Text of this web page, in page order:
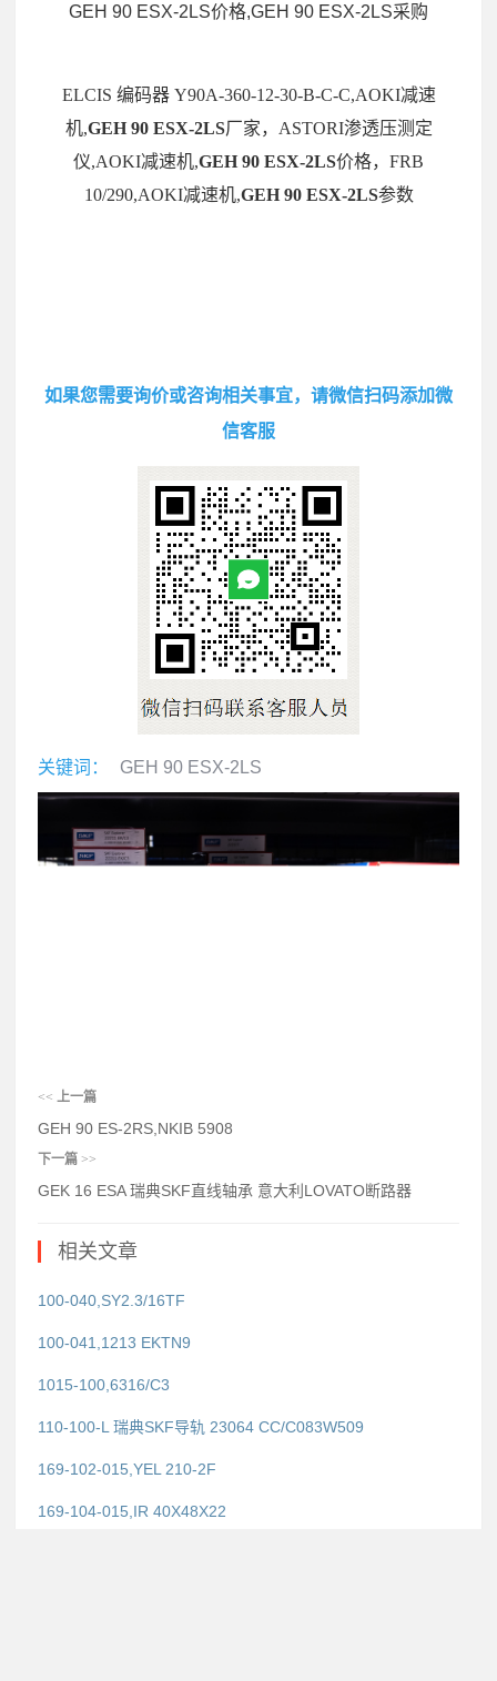
GEH 90 ESX-2LS价格,GEH 90 ESX-2LS采购
ELCIS 编码器 Y90A-360-12-30-B-C-C,AOKI减速
机,GEH 90 ESX-2LS厂家，ASTORI渗透压测定
仪,AOKI减速机,GEH 90 ESX-2LS价格，FRB
10/290,AOKI减速机,GEH 90 ESX-2LS参数
如果您需要询价或咨询相关事宜，请微信扫码添加微
信客服
关键词： GEH 90 ESX-2LS
<< 上一篇
GEH 90 ES-2RS,NKIB 5908
下一篇 >>
GEK 16 ESA 瑞典SKF直线轴承 意大利LOVATO断路器
相关文章
100-040,SY2.3/16TF
100-041,1213 EKTN9
1015-100,6316/C3
110-100-L 瑞典SKF导轨 23064 CC/C083W509
169-102-015,YEL 210-2F
169-104-015,IR 40X48X22